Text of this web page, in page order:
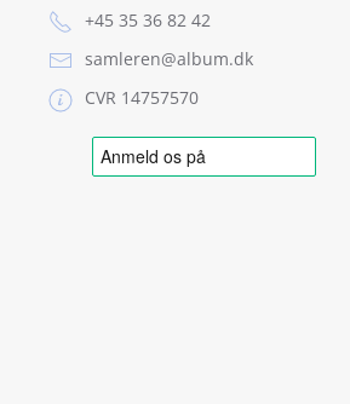
+45 35 36 82 42
samleren@album.dk
CVR 14757570